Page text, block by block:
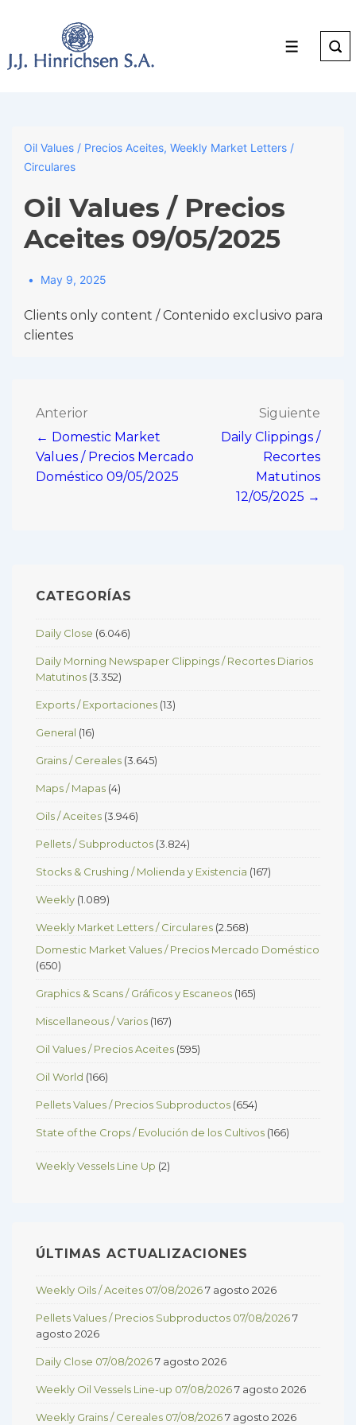
Main
Menu
Oil Values / Precios Aceites, Weekly Market Letters /
Circulares
Oil Values / Precios
Aceites 09/05/2025
May 9, 2025
Clients only content / Contenido exclusivo para
clientes
Navegación
de
entradas
Anterior
← Domestic Market
Values / Precios Mercado
Doméstico 09/05/2025
Siguiente
Daily Clippings /
Recortes
Matutinos
12/05/2025 →
CATEGORÍAS
Daily Close (6.046)
Daily Morning Newspaper Clippings / Recortes Diarios
Matutinos (3.352)
Exports / Exportaciones (13)
General (16)
Grains / Cereales (3.645)
Maps / Mapas (4)
Oils / Aceites (3.946)
Pellets / Subproductos (3.824)
Stocks & Crushing / Molienda y Existencia (167)
Weekly (1.089)
Weekly Market Letters / Circulares (2.568)
Domestic Market Values / Precios Mercado Doméstico
(650)
Graphics & Scans / Gráficos y Escaneos (165)
Miscellaneous / Varios (167)
Oil Values / Precios Aceites (595)
Oil World (166)
Pellets Values / Precios Subproductos (654)
State of the Crops / Evolución de los Cultivos (166)
Weekly Vessels Line Up (2)
ÚLTIMAS ACTUALIZACIONES
Weekly Oils / Aceites 07/08/20267 agosto 2026
Pellets Values / Precios Subproductos 07/08/20267
agosto 2026
Daily Close 07/08/20267 agosto 2026
Weekly Oil Vessels Line-up 07/08/20267 agosto 2026
Weekly Grains / Cereales 07/08/20267 agosto 2026